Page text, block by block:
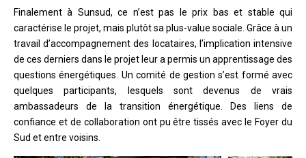
Finalement à Sunsud, ce n’est pas le prix bas et stable qui
caractérise le projet, mais plutôt sa plus-value sociale. Grâce à un
travail d’accompagnement des locataires, l’implication intensive
de ces derniers dans le projet leur a permis un apprentissage des
questions énergétiques. Un comité de gestion s’est formé avec
quelques participants, lesquels sont devenus de vrais
ambassadeurs de la transition énergétique. Des liens de
confiance et de collaboration ont pu être tissés avec le Foyer du
Sud et entre voisins.